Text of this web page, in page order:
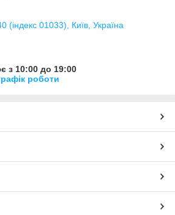
(індекс 01033), Київ, Україна
з 10:00 до 19:00
роботи